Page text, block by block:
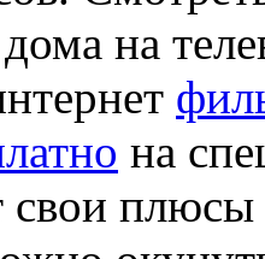
на
на
свои